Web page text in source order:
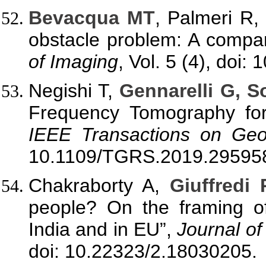
Bevacqua MT, Palmeri R,
obstacle problem: A
of Imaging, Vol. 5 (4), doi:
Negishi T, Gennarelli G,
Frequency Tomography
IEEE Transactions on
10.1109/
Chakraborty A, Giuffredi
people? On the framing
India and in EU”,Journal
doi: 10.22323/2.18030205.